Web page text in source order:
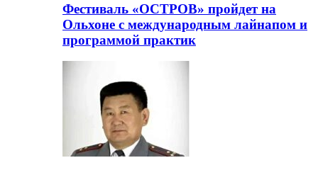
Фестиваль «ОСТРОВ» пройдет на
Ольхоне с международным лайнапом и
программой практик